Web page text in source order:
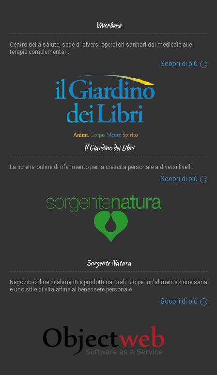
Viverbene
Centro della salute, sede di diversi operatori sanitari dal medicale alle
terapie complementari.
Scopri di più
Il Giardino dei Libri
La libreria online di riferimento per la crescita personale a diversi livelli.
Scopri di più
Sorgente Natura
Negozio online di alimenti e prodotti naturali Bio per un'alimentazione sana
e uno stile di vita affine al benessere personale
Scopri di più